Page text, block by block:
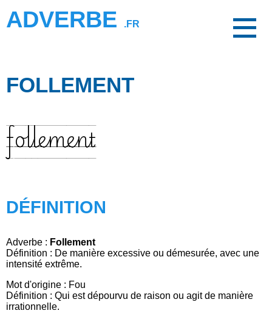
ADVERBE .FR
FOLLEMENT
follement
DÉFINITION
Adverbe : Follement
Définition : De manière excessive ou démesurée, avec une
intensité extrême.
Mot d'origine : Fou
Définition : Qui est dépourvu de raison ou agit de manière
irrationnelle.